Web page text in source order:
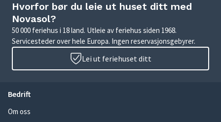
Hvorfor bør du leie ut huset ditt med
Novasol?
50 000 feriehus i 18 land. Utleie av feriehus siden 1968.
Servicesteder over hele Europa. Ingen reservasjonsgebyrer.
Lei ut feriehuset ditt
Bedrift
Om oss